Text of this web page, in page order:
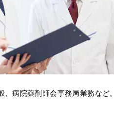
病院薬剤師会事務局業務など。